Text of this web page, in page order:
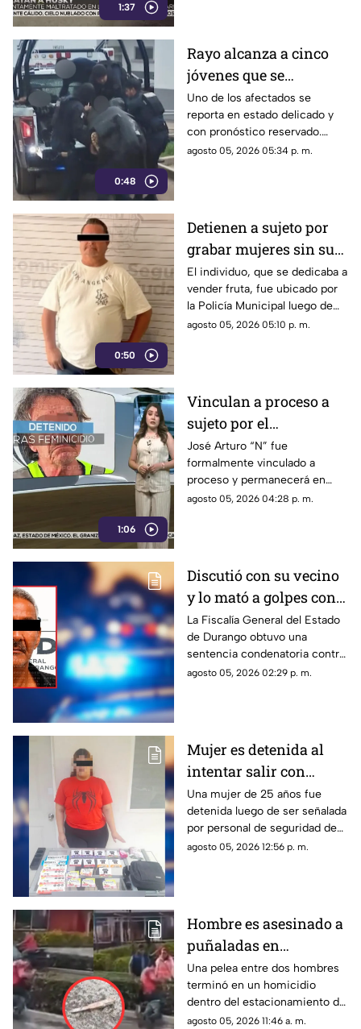
1:37
0:48
Rayo alcanza a cinco
jóvenes que se
resguardaban de la
lluvia en Durango
Uno de los afectados se
reporta en estado delicado y
con pronóstico reservado.
Fueron auxiliados por la Policía
agosto 05, 2026 05:34 p. m.
0:50
Detienen a sujeto por
grabar mujeres sin su
consentimiento en el
Centro de Saltillo
El individuo, que se dedicaba a
vender fruta, fue ubicado por
la Policía Municipal luego de
que múltiples afectadas
agosto 05, 2026 05:10 p. m.
1:06
Vinculan a proceso a
sujeto por el
feminicidio de su
esposa en Durango
José Arturo “N” fue
formalmente vinculado a
proceso y permanecerá en
prisión preventiva en el
agosto 05, 2026 04:28 p. m.
Discutió con su vecino
y lo mató a golpes con
una muleta; pasará casi
18 años en prisión
La Fiscalía General del Estado
de Durango obtuvo una
sentencia condenatoria contra
un hombre que asesinó a
agosto 05, 2026 02:29 p. m.
Mujer es detenida al
intentar salir con
mercancía sin pagar en
Torreón; llevaba
chocolates, té y pollo
Una mujer de 25 años fue
detenida luego de ser señalada
por personal de seguridad de
una tienda de autoservicio en
agosto 05, 2026 12:56 p. m.
Hombre es asesinado a
puñaladas en
estacionamiento de
centro comercial
Una pelea entre dos hombres
terminó en un homicidio
dentro del estacionamiento de
una plaza comercial.
agosto 05, 2026 11:46 a. m.